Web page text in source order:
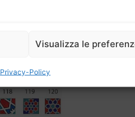
Visualizza le
Privacy-Policy